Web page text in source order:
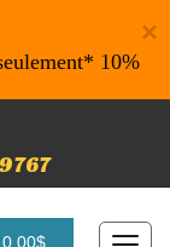
×
10% de
0.00$